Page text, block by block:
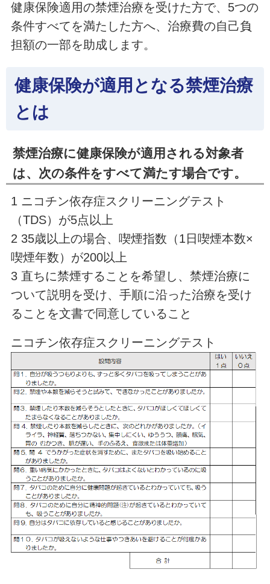
健康保険適用の禁煙治療を受けた方で、5つの
条件すべてを満たした方へ、治療費の自己負
担額の一部を助成します。
健康保険が適用となる禁煙治療
とは
禁煙治療に健康保険が適用される対象者
は、次の条件をすべて満たす場合です。
1 ニコチン依存症スクリーニングテスト
（TDS）が5点以上
2 35歳以上の場合、喫煙指数（1日喫煙本数×
喫煙年数）が200以上
3 直ちに禁煙することを希望し、禁煙治療に
ついて説明を受け、手順に沿った治療を受け
ることを文書で同意していること
ニコチン依存症スクリーニングテスト